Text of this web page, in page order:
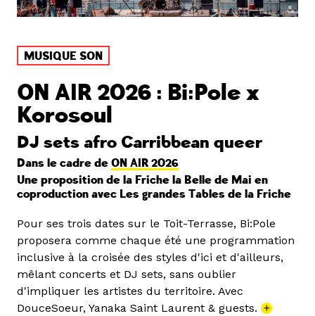
MUSIQUE SON
ON AIR 2026 : Bi:Pole x
Korosoul
DJ sets afro Carribbean queer
Dans le cadre de ON AIR 2026
Une proposition de la Friche la Belle de Mai en
coproduction avec Les grandes Tables de la Friche
Pour ses trois dates sur le Toit-Terrasse, Bi:Pole
proposera comme chaque été une programmation
inclusive à la croisée des styles d'ici et d'ailleurs,
mêlant concerts et DJ sets, sans oublier
d'impliquer les artistes du territoire. Avec
DouceSoeur, Yanaka Saint Laurent & guests. +